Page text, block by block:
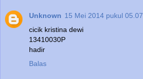
Unknown 15 Mei 2014 pukul 05.07
cicik kristina dewi
13410030P
hadir
Balas